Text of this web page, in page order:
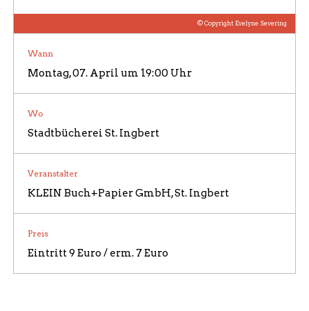
SPONSOREN UND PARTNER
ÜBER UNS / BILDERGALERIE
© Copyright Evelyne Severing
Wann
Montag, 07. April um 19:00 Uhr
Wo
Stadtbücherei St. Ingbert
Veranstalter
KLEIN Buch+Papier GmbH, St. Ingbert
Preis
Eintritt 9 Euro / erm. 7 Euro